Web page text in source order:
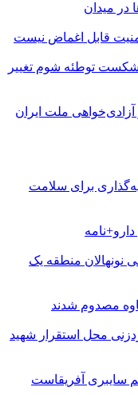
در میدان
قابل اغماض نیست
شکست توطئه شوم تغییر
ملت ایران
برای سلامت
نونهالان منطقه یک
محل استقرار شهید